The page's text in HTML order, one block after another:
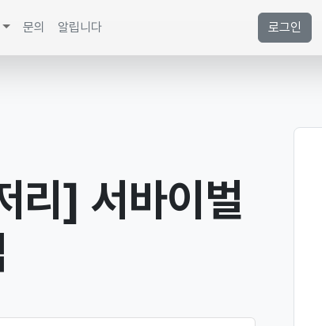
문의 알립니다 로그인
리] 서바이벌